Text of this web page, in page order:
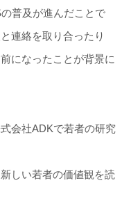
普及が進んだことで
連絡を取り合ったり
になったことが背景に
会社ADKで若者の研究
しい若者の価値観を読